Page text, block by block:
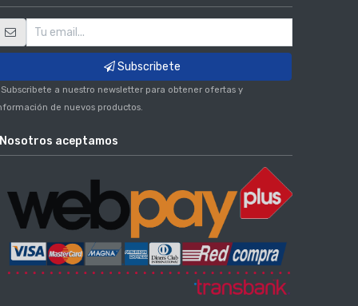
Subscribete
a nuestro newsletter para obtener ofertas y
de nuevos productos.
Nosotros aceptamos